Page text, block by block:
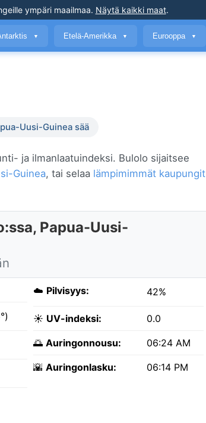
ympäri maailmaa. Näytä kaikki maat.
▼ Etelä-Amerikka ▼ Eurooppa ▼
Uusi-Guinea sää
ja ilmanlaatuindeksi. Bulolo sijaitsee
Guinea, tai selaa lämpimimmät kaupungit
Papua-Uusi-
☁️ Pilvisyys: 42%
☀️ UV-indeksi: 0.0
🌅 Auringonnousu: 06:24 AM
🌇 Auringonlasku: 06:14 PM